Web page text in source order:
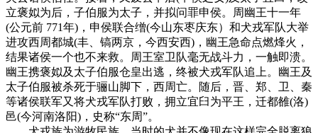
立褒姒为后，子伯服为太子，并拟问罪申侯。周幽王十一年
(公元前 771年)，申侯联合缯(今山东枣庆东）和犬戎军队大举
进攻西周都城(丰、镐两京，今西安西)，幽王急命点燃烽火，
结果诸侯一个也不来救。周王室卫队毫无战斗力，一触即溃。
幽王携褒姒及太子伯服仓皇出逃，终被犬戎军队追上。幽王及
太子伯服被杀死于骊山脚下，西周亡。随后，晋、郑、卫、秦
等诸侯联军又将犬戎军队打败，拥立宜臼为平王，迁都雒(洛)
邑(今河南洛阳)，史称“东周”。